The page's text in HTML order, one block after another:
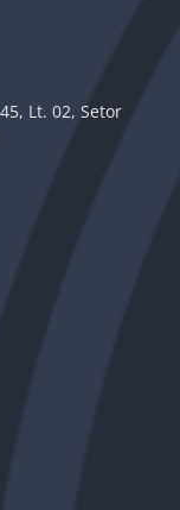
Lt. 02, Setor